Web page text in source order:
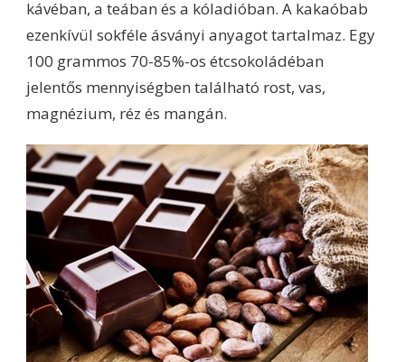
kávéban, a teában és a kóladióban. A kakaóbab
ezenkívül sokféle ásványi anyagot tartalmaz. Egy
100 grammos 70-85%-os étcsokoládéban
jelentős mennyiségben található rost, vas,
magnézium, réz és mangán.